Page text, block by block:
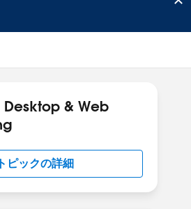
Desktop & Web
ピックの詳細